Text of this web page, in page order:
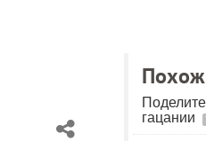
гацании